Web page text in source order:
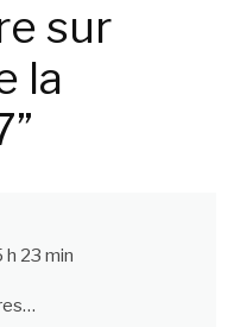
sur
la
23 min